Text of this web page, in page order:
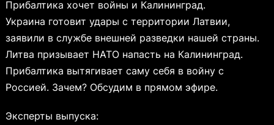
Прибалтика хочет войны и Калининград.
Украина готовит удары с территории Латвии,
заявили в службе внешней разведки нашей страны.
Литва призывает НАТО напасть на Калининград.
Прибалтика вытягивает саму себя в войну с
Россией. Зачем? Обсудим в прямом эфире.
Эксперты выпуска: